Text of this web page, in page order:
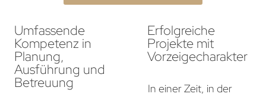
Umfassende
Kompetenz in
Planung,
Ausführung und
Betreuung
Erfolgreiche
Projekte mit
Vorzeigecharakter
In einer Zeit, in der